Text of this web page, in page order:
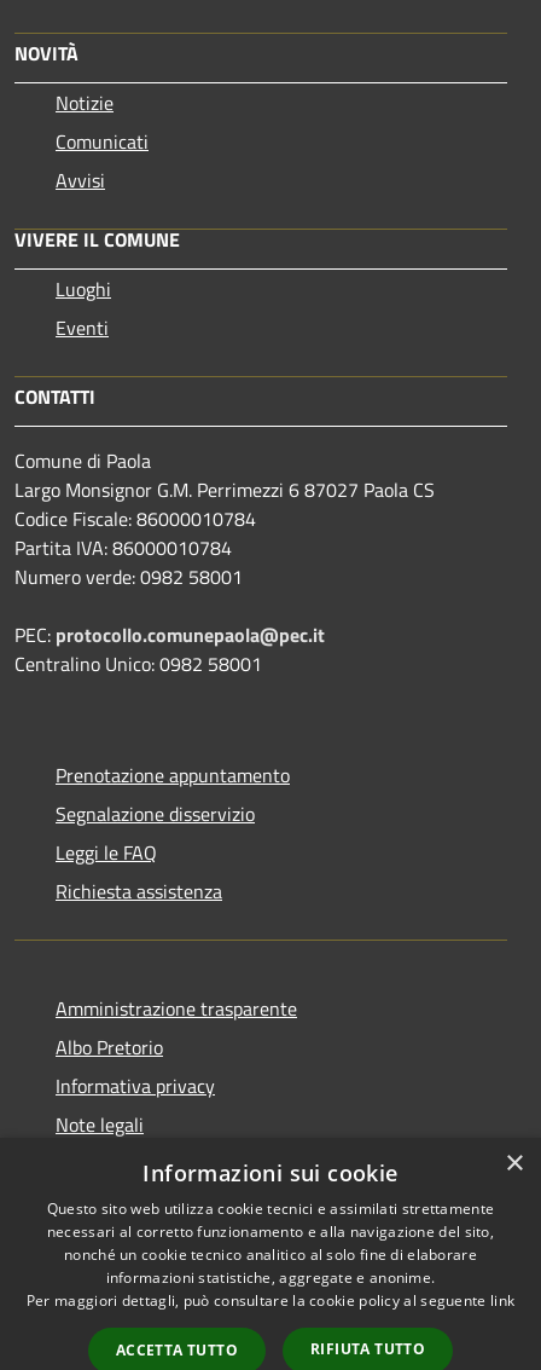
NOVITÀ
Notizie
Comunicati
Avvisi
VIVERE IL COMUNE
Luoghi
Eventi
CONTATTI
Comune di Paola
Largo Monsignor G.M. Perrimezzi 6 87027 Paola CS
Codice Fiscale: 86000010784
Partita IVA: 86000010784
Numero verde: 0982 58001
PEC: protocollo.comunepaola@pec.it
Centralino Unico: 0982 58001
Prenotazione appuntamento
Segnalazione disservizio
Leggi le FAQ
Richiesta assistenza
Amministrazione trasparente
Albo Pretorio
Informativa privacy
Note legali
Dichiarazione di accessibilità
Accessibilità
Copyright © 2026 • Comune di
Paola • Powered by
Municipium•
Accesso
×
Informazioni sui cookie
Questo sito web utilizza cookie tecnici e assimilati strettamente
necessari al corretto funzionamento e alla navigazione del sito,
nonché un cookie tecnico analitico al solo fine di elaborare
informazioni statistiche, aggregate e anonime.
Per maggiori dettagli, può consultare la cookie policy al seguente link
ACCETTA TUTTO RIFIUTA TUTTO